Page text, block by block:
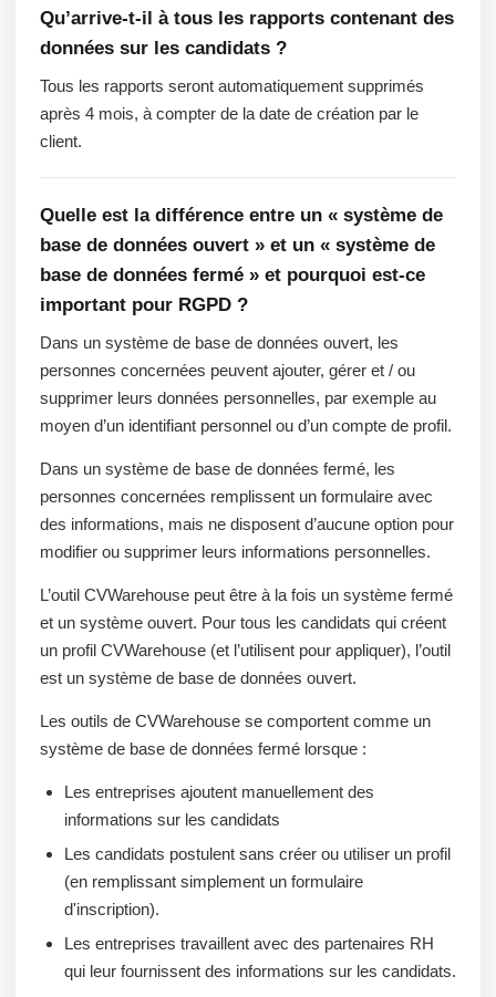
Qu’arrive-t-il à tous les rapports contenant des
données sur les candidats ?
Tous les rapports seront automatiquement supprimés
après 4 mois, à compter de la date de création par le
client.
Quelle est la différence entre un « système de
base de données ouvert » et un « système de
base de données fermé » et pourquoi est-ce
important pour RGPD ?
Dans un système de base de données ouvert, les
personnes concernées peuvent ajouter, gérer et / ou
supprimer leurs données personnelles, par exemple au
moyen d’un identifiant personnel ou d’un compte de profil.
Dans un système de base de données fermé, les
personnes concernées remplissent un formulaire avec
des informations, mais ne disposent d’aucune option pour
modifier ou supprimer leurs informations personnelles.
L’outil CVWarehouse peut être à la fois un système fermé
et un système ouvert. Pour tous les candidats qui créent
un profil CVWarehouse (et l’utilisent pour appliquer), l’outil
est un système de base de données ouvert.
Les outils de CVWarehouse se comportent comme un
système de base de données fermé lorsque :
Les entreprises ajoutent manuellement des
informations sur les candidats
Les candidats postulent sans créer ou utiliser un profil
(en remplissant simplement un formulaire
d'inscription).
Les entreprises travaillent avec des partenaires RH
qui leur fournissent des informations sur les candidats.